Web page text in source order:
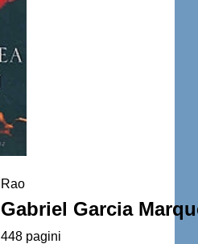
Rao
Gabriel Garcia
448 pagini